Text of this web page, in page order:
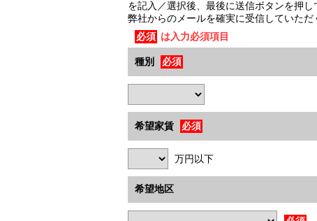
を記入／選択後、最後に送信ボタンを押し
弊社からのメールを確実に受信していただ
必須 は入力必須項目
種別 必須
希望家賃 必須
万円以下
希望地区